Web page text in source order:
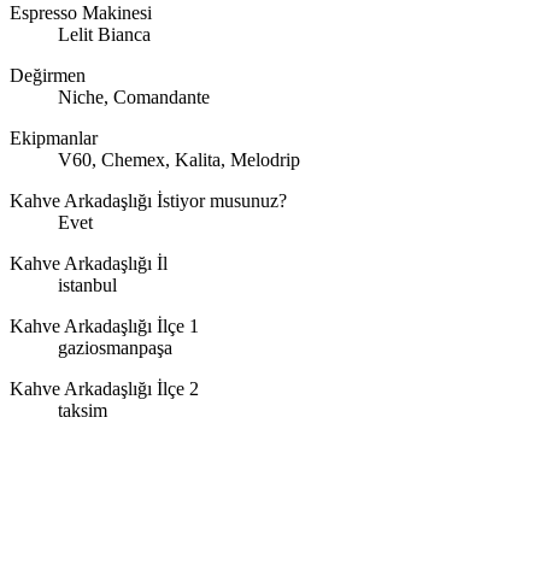
Espresso Makinesi
Lelit Bianca
Değirmen
Niche, Comandante
Ekipmanlar
V60, Chemex, Kalita, Melodrip
Kahve Arkadaşlığı İstiyor musunuz?
Evet
Kahve Arkadaşlığı İl
istanbul
Kahve Arkadaşlığı İlçe 1
gaziosmanpaşa
Kahve Arkadaşlığı İlçe 2
taksim